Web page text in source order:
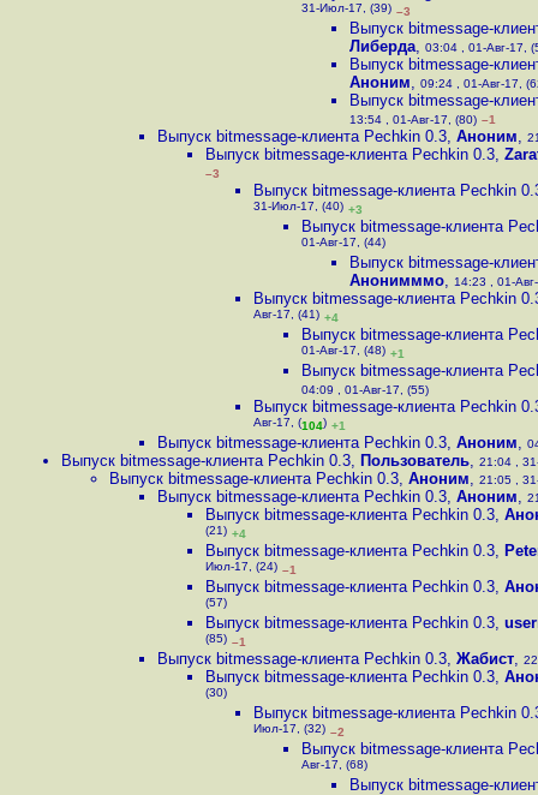
31-Июл-17, (39) –3
Выпуск bitmessage-
Либерда, 03:04 , 01-Авг-17,
Выпуск bitmessage-
Аноним, 09:24 , 01-Авг-17,
Выпуск bitmessage-
13:54 , 01-Авг-17, (80) –1
Выпуск bitmessage-клиента Pechkin 0.3, Аноним,
Выпуск bitmessage-клиента Pechkin 0.3,
–3
Выпуск bitmessage-клиента Pechkin
31-Июл-17, (40) +3
Выпуск bitmessage-клиента
01-Авг-17, (44)
Выпуск bitmessage-
Анонимммо, 14:23 , 01-
Выпуск bitmessage-клиента Pechkin
Авг-17, (41) +4
Выпуск bitmessage-клиента
01-Авг-17, (48) +1
Выпуск bitmessage-клиента
04:09 , 01-Авг-17, (55)
Выпуск bitmessage-клиента Pechkin
Авг-17, (104) +1
Выпуск bitmessage-клиента Pechkin 0.3, Аноним,
Выпуск bitmessage-клиента Pechkin 0.3, Пользователь, 21:04 ,
Выпуск bitmessage-клиента Pechkin 0.3, Аноним, 21:05 ,
Выпуск bitmessage-клиента Pechkin 0.3, Аноним,
Выпуск bitmessage-клиента Pechkin 0.3,
(21) +4
Выпуск bitmessage-клиента Pechkin 0.3,
Июл-17, (24) –1
Выпуск bitmessage-клиента Pechkin 0.3,
(57)
Выпуск bitmessage-клиента Pechkin 0.3,
(85) –1
Выпуск bitmessage-клиента Pechkin 0.3, Жабист,
Выпуск bitmessage-клиента Pechkin 0.3,
(30)
Выпуск bitmessage-клиента Pechkin
Июл-17, (32) –2
Выпуск bitmessage-клиента
Авг-17, (68)
Выпуск bitmessage-